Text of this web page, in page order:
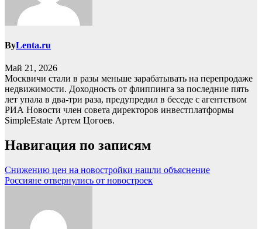
ByLenta.ru
Май 21, 2026
Москвичи стали в разы меньше зарабатывать на перепродаже
недвижимости. Доходность от флиппинга за последние пять
лет упала в два-три раза, предупредил в беседе с агентством
РИА Новости член совета директоров инвестплатформы
SimpleEstate Артем Цогоев.
Навигация по записям
Снижению цен на новостройки нашли объяснение
Россияне отвернулись от новостроек